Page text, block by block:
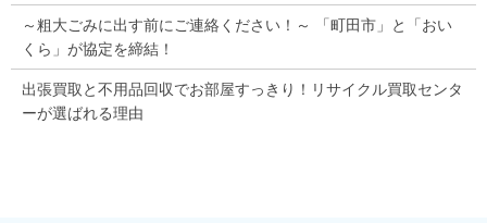
～粗大ごみに出す前にご連絡ください！～ 「町田市」と「おい
くら」が協定を締結！
出張買取と不用品回収でお部屋すっきり！リサイクル買取センタ
ーが選ばれる理由